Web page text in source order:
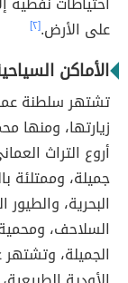
على الأرض.[٢]
الأماكن
تشتهر سلطنة
زيارتها، ومنها
أروع التراث
جميلة، وممتلئة
البحرية،
السلاحف،
الجميلة،